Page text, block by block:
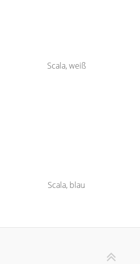
Scala, weiß
Scala, blau